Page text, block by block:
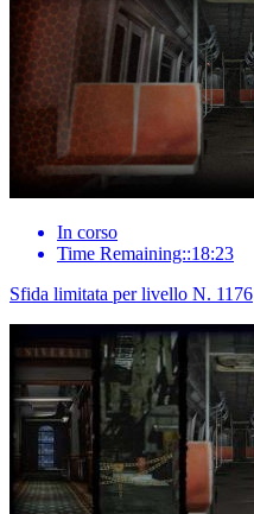
In corso
Time Remaining::18:23
Sfida limitata per livello N. 1176